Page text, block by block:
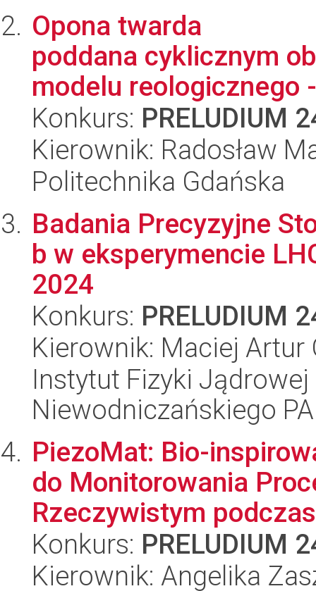
Opona twarda
poddana cyklicznym
modelu reologicznego
Konkurs: PRELUDIUM
Kierownik: Radosław
Politechnika Gdańska
Badania Precyzyjne
b w eksperymencie
2024
Konkurs: PRELUDIUM
Kierownik: Maciej Artur
Instytut Fizyki
Niewodniczańskiego
PiezoMat: Bio-
do Monitorowania
Rzeczywistym
Konkurs: PRELUDIUM
Kierownik: Angelika